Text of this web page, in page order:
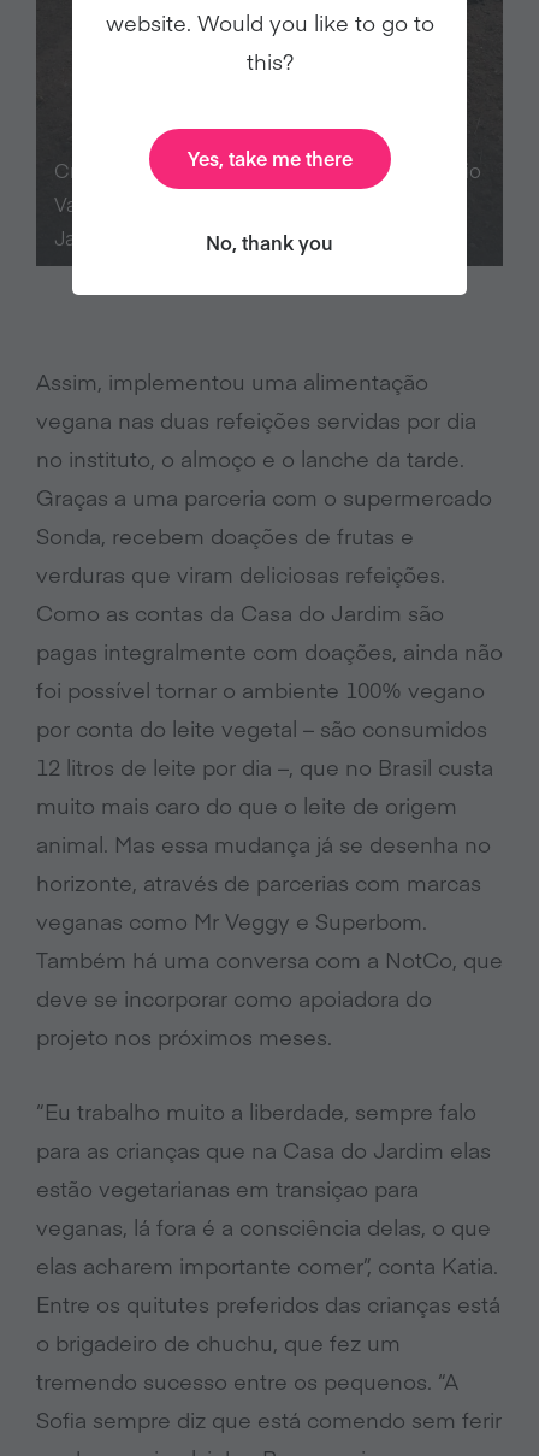
Crianças e adolescentes em visita ao Santuário
Vale da Rainha / Crédito da foto: Casa do
Jardim
Assim, implementou uma alimentação
vegana nas duas refeições servidas por dia
no instituto, o almoço e o lanche da tarde.
Graças a uma parceria com o supermercado
Sonda, recebem doações de frutas e
verduras que viram deliciosas refeições.
Como as contas da Casa do Jardim são
pagas integralmente com doações, ainda não
foi possível tornar o ambiente 100% vegano
por conta do leite vegetal – são consumidos
12 litros de leite por dia –, que no Brasil custa
muito mais caro do que o leite de origem
animal. Mas essa mudança já se desenha no
horizonte, através de parcerias com marcas
veganas como Mr Veggy e Superbom.
Também há uma conversa com a NotCo, que
deve se incorporar como apoiadora do
projeto nos próximos meses.
“Eu trabalho muito a liberdade, sempre falo
para as crianças que na Casa do Jardim elas
estão vegetarianas em transiçao para
veganas, lá fora é a consciência delas, o que
elas acharem importante comer”, conta Katia.
Entre os quitutes preferidos das crianças está
o brigadeiro de chuchu, que fez um
tremendo sucesso entre os pequenos. “A
Sofia sempre diz que está comendo sem ferir
website. Would you like to go to
this?
Yes, take me there
No, thank you